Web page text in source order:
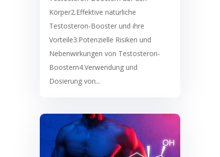
Körper2.Effektive natürliche
Testosteron-Booster und ihre
Vorteile3.Potenzielle Risiken und
Nebenwirkungen von Testosteron-
Boostern4.Verwendung und
Dosierung von...